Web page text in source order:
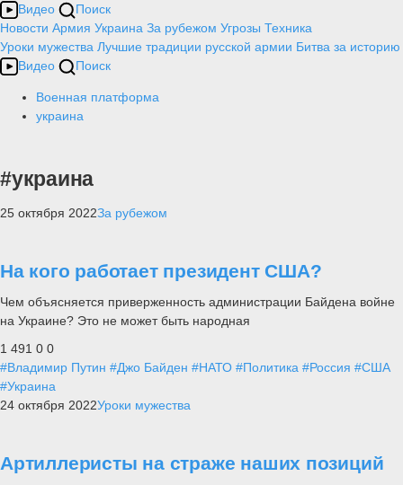
Видео
Поиск
Новости Армия Украина За рубежом Угрозы Техника
Уроки мужества Лучшие традиции русской армии Битва за историю
Видео
Поиск
Военная платформа
украина
#украина
25 октября 2022За рубежом
На кого работает президент США?
Чем объясняется приверженность администрации Байдена войне
на Украине? Это не может быть народная
1 491 0 0
#Владимир Путин #Джо Байден #НАТО #Политика #Россия #США
#Украина
24 октября 2022Уроки мужества
Артиллеристы на страже наших позиций